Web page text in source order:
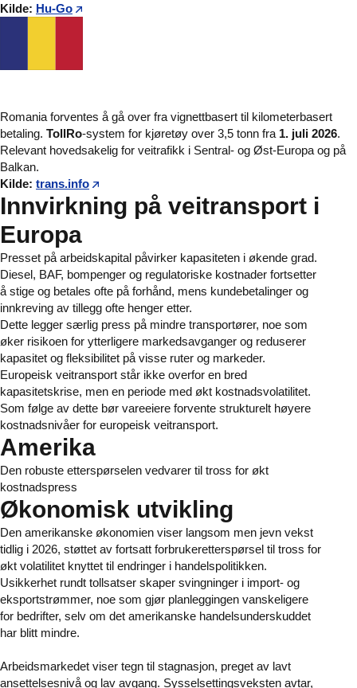
Kilde: Hu-Go
Romania forventes å gå over fra vignettbasert til kilometerbasert
betaling. TollRo-system for kjøretøy over 3,5 tonn fra 1. juli 2026.
Relevant hovedsakelig for veitrafikk i Sentral- og Øst-Europa og på
Balkan.
Kilde: trans.info
Innvirkning på veitransport i
Europa
Presset på arbeidskapital påvirker kapasiteten i økende grad.
Diesel, BAF, bompenger og regulatoriske kostnader fortsetter
å stige og betales ofte på forhånd, mens kundebetalinger og
innkreving av tillegg ofte henger etter.
Dette legger særlig press på mindre transportører, noe som
øker risikoen for ytterligere markedsavganger og reduserer
kapasitet og fleksibilitet på visse ruter og markeder.
Europeisk veitransport står ikke overfor en bred
kapasitetskrise, men en periode med økt kostnadsvolatilitet.
Som følge av dette bør vareeiere forvente strukturelt høyere
kostnadsnivåer for europeisk veitransport.
Amerika
Den robuste etterspørselen vedvarer til tross for økt
kostnadspress
Økonomisk utvikling
Den amerikanske økonomien viser langsom men jevn vekst
tidlig i 2026, støttet av fortsatt forbrukeretterspørsel til tross for
økt volatilitet knyttet til endringer i handelspolitikken.
Usikkerhet rundt tollsatser skaper svingninger i import- og
eksportstrømmer, noe som gjør planleggingen vanskeligere
for bedrifter, selv om det amerikanske handelsunderskuddet
har blitt mindre.
Arbeidsmarkedet viser tegn til stagnasjon, preget av lavt
ansettelsesnivå og lav avgang. Sysselsettingsveksten avtar,